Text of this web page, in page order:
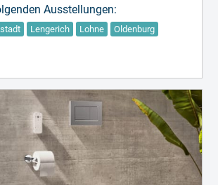
Ausstellungen:
Lengerich Lohne Oldenburg